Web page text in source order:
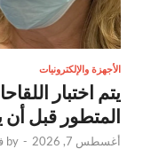
الأجهزة والإلكترونيات
يتم اختبار
المتطور قبل
أغسطس 7, 2026 -
by